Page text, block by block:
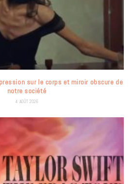
sur le corps et miroir obscure de
notre société
4 AOÛT 2026